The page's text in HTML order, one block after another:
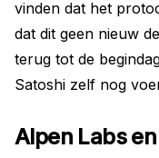
vinden dat het
dat dit geen nieuw
terug tot de
Satoshi zelf nog
Alpen Labs